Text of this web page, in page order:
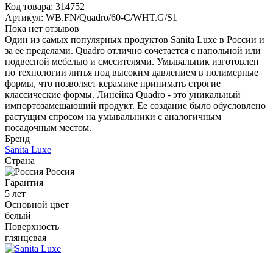
Код товара: 314752
Артикул: WB.FN/Quadro/60-C/WHT.G/S1
Пока нет отзывов
Один из самых популярных продуктов Sanita Luxe в России и
за ее пределами. Quadro отлично сочетается с напольной или
подвесной мебелью и смесителями. Умывальник изготовлен
по технологии литья под высоким давлением в полимерные
формы, что позволяет керамике принимать строгие
классические формы. Линейка Quadro - это уникальный
импортозамещающий продукт. Ее создание было обусловлено
растущим спросом на умывальники с аналогичным
посадочным местом.
Бренд
Sanita Luxe
Страна
Россия
Гарантия
5 лет
Основной цвет
белый
Поверхность
глянцевая